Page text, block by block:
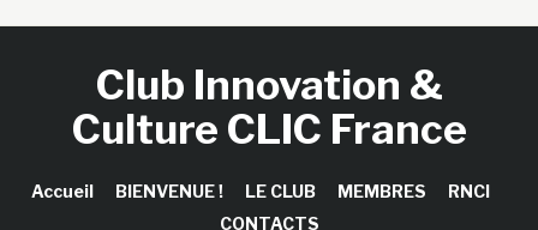
Club Innovation &
Culture CLIC France
Accueil BIENVENUE ! LE CLUB MEMBRES
RNCI
CONTACTS